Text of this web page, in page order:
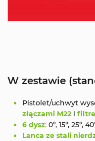
W zestawie
Pistolet/uchwyt
złączami M22 i
6 dysz: 0°, 15°, 25°,
Lanca ze stali